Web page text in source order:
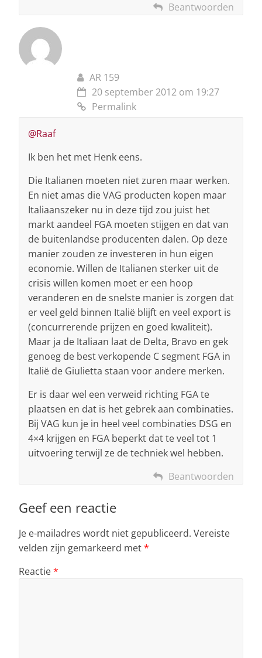
Beantwoorden
AR 159
20 september 2012 om 19:27
Permalink
@Raaf
Ik ben het met Henk eens.
Die Italianen moeten niet zuren maar werken.
En niet amas die VAG producten kopen maar
Italiaanszeker nu in deze tijd zou juist het
markt aandeel FGA moeten stijgen en dat van
de buitenlandse producenten dalen. Op deze
manier zouden ze investeren in hun eigen
economie. Willen de Italianen sterker uit de
crisis willen komen moet er een hoop
veranderen en de snelste manier is zorgen dat
er veel geld binnen Italië blijft en veel export is
(concurrerende prijzen en goed kwaliteit).
Maar ja de Italiaan laat de Delta, Bravo en gek
genoeg de best verkopende C segment FGA in
Italië de Giulietta staan voor andere merken.
Er is daar wel een verweid richting FGA te
plaatsen en dat is het gebrek aan combinaties.
Bij VAG kun je in heel veel combinaties DSG en
4×4 krijgen en FGA beperkt dat te veel tot 1
uitvoering terwijl ze de techniek wel hebben.
Beantwoorden
Geef een reactie
Je e-mailadres wordt niet gepubliceerd. Vereiste
velden zijn gemarkeerd met*
Reactie*